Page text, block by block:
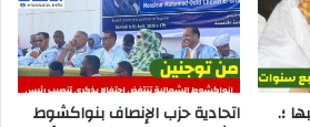
؛. اتحادية حزب الإنصاف بنواكشوط